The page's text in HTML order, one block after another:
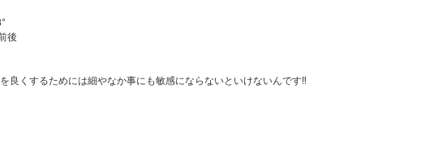
後
良くするためには細やなか事にも敏感にならないといけないんです‼️